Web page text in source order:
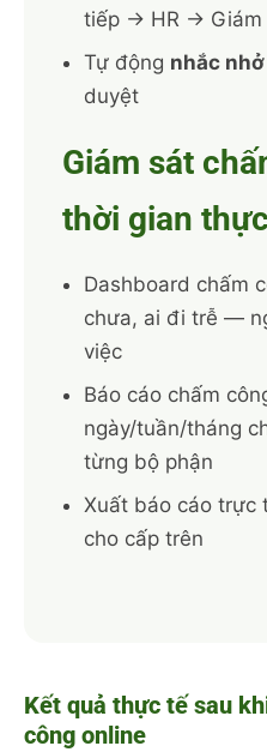
tiếp → HR → Giám
Tự động nhắc
duyệt
Giám sát
thời gian thực
Dashboard chấm
chưa, ai đi trễ —
việc
Báo cáo chấm
ngày/tuần/tháng
từng bộ phận
Xuất báo cáo trực
cho cấp trên
Kết quả thực tế sau
công online